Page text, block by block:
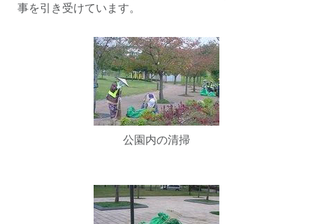
事を引き受けています。
公園内の清掃